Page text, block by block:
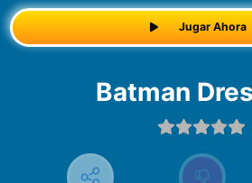
Jugar Ahora
Batman